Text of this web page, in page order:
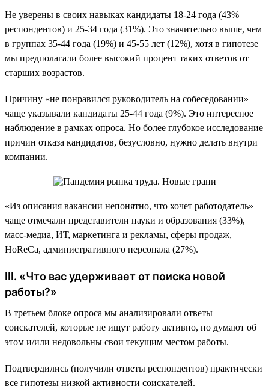
Не уверены в своих навыках кандидаты 18-24 года (43%
респондентов) и 25-34 года (31%). Это значительно выше, чем
в группах 35-44 года (19%) и 45-55 лет (12%), хотя в гипотезе
мы предполагали более высокий процент таких ответов от
старших возрастов.
Причину «не понравился руководитель на собеседовании»
чаще указывали кандидаты 25-44 года (9%). Это интересное
наблюдение в рамках опроса. Но более глубокое исследование
причин отказа кандидатов, безусловно, нужно делать внутри
компании.
«Из описания вакансии непонятно, что хочет работодатель»
чаще отмечали представители науки и образования (33%),
масс-медиа, ИТ, маркетинга и рекламы, сферы продаж,
HoReCa, административного персонала (27%).
III. «Что вас удерживает от поиска новой
работы?»
В третьем блоке опроса мы анализировали ответы
соискателей, которые не ищут работу активно, но думают об
этом и/или недовольны свои текущим местом работы.
Подтвердились (получили ответы респондентов) практически
все гипотезы низкой активности соискателей.